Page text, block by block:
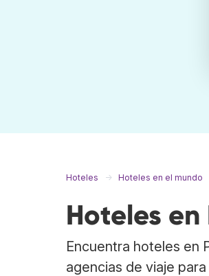
Hoteles Hoteles en el mundo
Hoteles
Encuentra hoteles en
agencias de viaje